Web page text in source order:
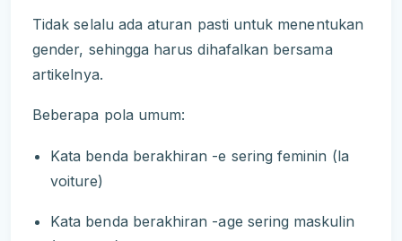
Tidak selalu ada aturan pasti untuk menentukan
gender, sehingga harus dihafalkan bersama
artikelnya.
Beberapa pola umum:
Kata benda berakhiran -e sering feminin (la
voiture)
Kata benda berakhiran -age sering maskulin